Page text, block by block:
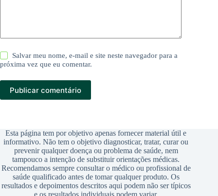
Salvar meu nome, e-mail e site neste navegador para a
próxima vez que eu comentar.
Publicar comentário
Esta página tem por objetivo apenas fornecer material útil e
informativo. Não tem o objetivo diagnosticar, tratar, curar ou
prevenir qualquer doença ou problema de saúde, nem
tampouco a intenção de substituir orientações médicas.
Recomendamos sempre consultar o médico ou profissional de
saúde qualificado antes de tomar qualquer produto. Os
resultados e depoimentos descritos aqui podem não ser típicos